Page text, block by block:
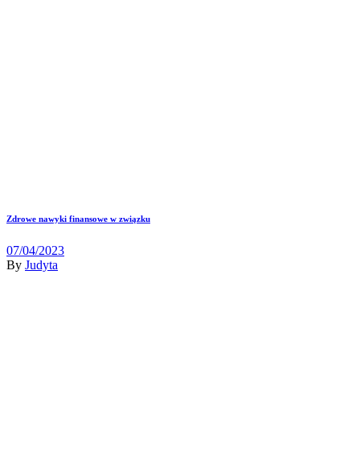
Zdrowe nawyki finansowe w związku
07/04/2023
By Judyta